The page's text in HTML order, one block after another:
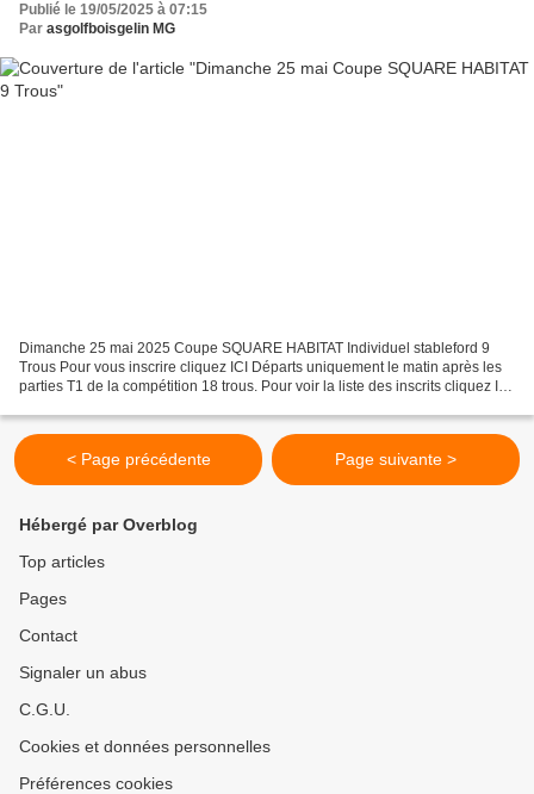
Publié le 19/05/2025 à 07:15
Par asgolfboisgelin MG
Dimanche 25 mai 2025 Coupe SQUARE HABITAT Individuel stableford 9
Trous Pour vous inscrire cliquez ICI Départs uniquement le matin après les
parties T1 de la compétition 18 trous. Pour voir la liste des inscrits cliquez ICI
< Page précédente Page suivante >
Hébergé par Overblog
Top articles
Pages
Contact
Signaler un abus
C.G.U.
Cookies et données personnelles
Préférences cookies